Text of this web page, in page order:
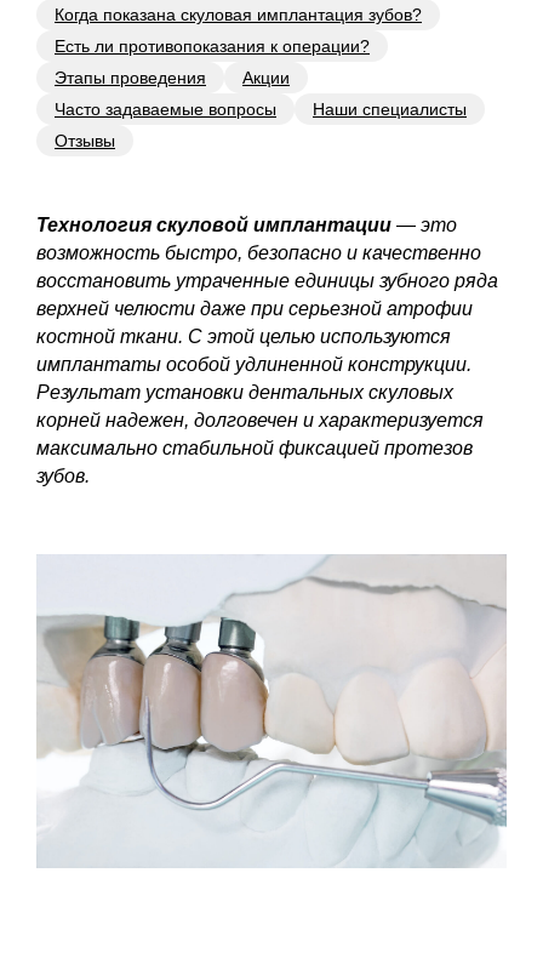
Когда показана скуловая имплантация зубов?
Есть ли противопоказания к операции?
Этапы проведения
Акции
Часто задаваемые вопросы
Наши специалисты
Отзывы
Технология скуловой имплантации — это
возможность быстро, безопасно и качественно
восстановить утраченные единицы зубного ряда
верхней челюсти даже при серьезной атрофии
костной ткани. С этой целью используются
имплантаты особой удлиненной конструкции.
Результат установки дентальных скуловых
корней надежен, долговечен и характеризуется
максимально стабильной фиксацией протезов
зубов.